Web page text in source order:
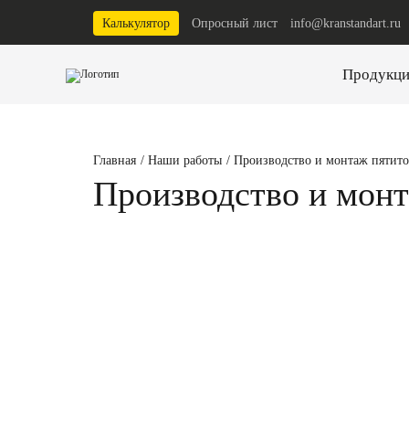
Калькулятор Опросный лист info@kranstandart.ru
Главная / Наши работы / Производство и монтаж
Производство и